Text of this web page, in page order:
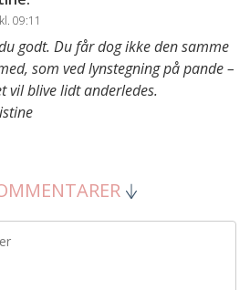
09:11
godt. Du får dog ikke den samme
som ved lynstegning på pande –
vil blive lidt anderledes.